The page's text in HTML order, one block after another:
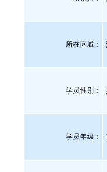
所在区域：
学员性别：
学员年级：